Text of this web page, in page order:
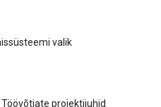
valik
projektijuhid